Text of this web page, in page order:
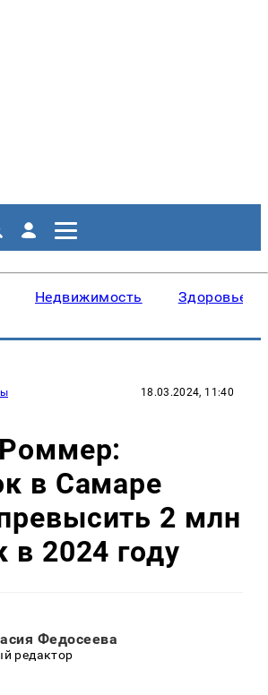
Недвижимость Здоровье
18.03.2024, 11:40
в Самаре
2 млн
в 2024 году
Федосеева
редактор